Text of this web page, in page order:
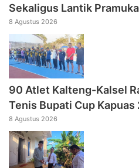
Sekaligus Lantik
8 Agustus 2026
90 Atlet Kalteng-Kalsel
Tenis Bupati Cup Kapuas
8 Agustus 2026